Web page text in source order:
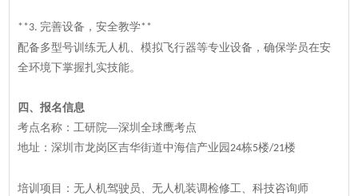
**3. 完善设备，安全教学**
配备多型号训练无人机、模拟飞行器等专业设备，确保学员在安
全环境下掌握扎实技能。
四、报名信息
考点名称：工研院—深圳全球鹰考点
地址：深圳市龙岗区吉华街道中海信产业园24栋5楼/21楼
培训项目：无人机驾驶员、无人机装调检修工、科技咨询师